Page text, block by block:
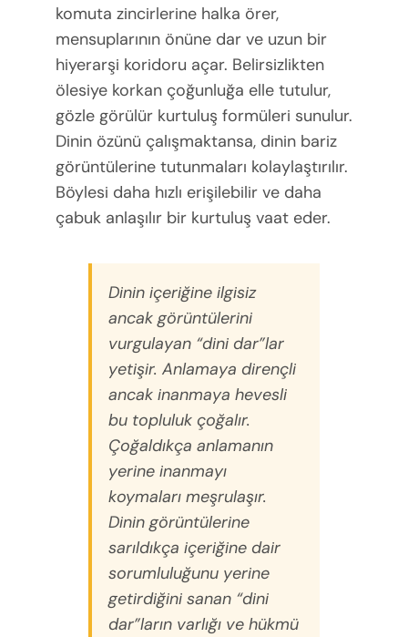
komuta zincirlerine halka örer,
mensuplarının önüne dar ve uzun bir
hiyerarşi koridoru açar. Belirsizlikten
ölesiye korkan çoğunluğa elle tutulur,
gözle görülür kurtuluş formüleri sunulur.
Dinin özünü çalışmaktansa, dinin bariz
görüntülerine tutunmaları kolaylaştırılır.
Böylesi daha hızlı erişilebilir ve daha
çabuk anlaşılır bir kurtuluş vaat eder.
Dinin içeriğine ilgisiz
ancak görüntülerini
vurgulayan “dini dar”lar
yetişir. Anlamaya dirençli
ancak inanmaya hevesli
bu topluluk çoğalır.
Çoğaldıkça anlamanın
yerine inanmayı
koymaları meşrulaşır.
Dinin görüntülerine
sarıldıkça içeriğine dair
sorumluluğunu yerine
getirdiğini sanan “dini
dar”ların varlığı ve hükmü